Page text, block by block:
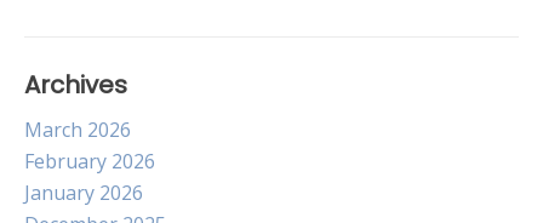
Archives
March 2026
February 2026
January 2026